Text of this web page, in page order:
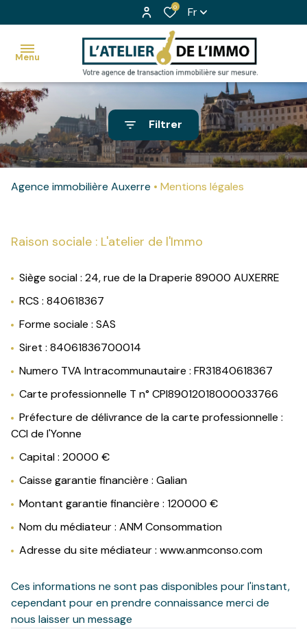
0 Fr
Menu
accueil
nos
biens
à la
Voir
les
Nos
vendus
biens à
la
location
estimation
contact
l'atelier
de
l'immo
prestige
equipe
Filtrer
Agence immobilière Auxerre Mentions légales
Raison sociale : L'atelier de l'Immo
Siège social : 24, rue de la Draperie 89000 AUXERRE
RCS : 840618367
Forme sociale : SAS
Siret : 84061836700014
Numero TVA Intracommunautaire : FR31840618367
Carte professionnelle T n° CPI89012018000033766
Préfecture de délivrance de la carte professionnelle :
CCI de l'Yonne
Capital : 20000 €
Caisse garantie financière : Galian
Montant garantie financière : 120000 €
Nom du médiateur : ANM Consommation
Adresse du site médiateur : www.anmconso.com
Ces informations ne sont pas disponibles pour l'instant,
cependant pour en prendre connaissance merci de
nous laisser un message